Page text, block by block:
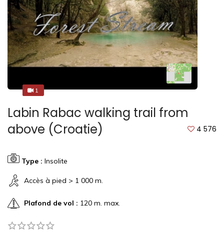
11
Labin Rabac walking trail from
above (Croatie)
4 576
Type : Insolite
Accès à pied > 1 000 m.
Plafond de vol : 120 m. max.